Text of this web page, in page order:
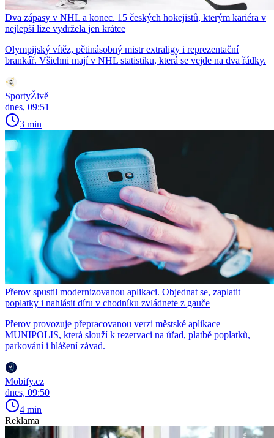
Dva zápasy v NHL a konec. 15 českých hokejistů, kterým kariéra v
nejlepší lize vydržela jen krátce
Olympijský vítěz, pětinásobný mistr extraligy i reprezentační
brankář. Všichni mají v NHL statistiku, která se vejde na dva řádky.
SportyŽivě
dnes, 09:51
3 min
Přerov spustil modernizovanou aplikaci. Objednat se, zaplatit
poplatky i nahlásit díru v chodníku zvládnete z gauče
Přerov provozuje přepracovanou verzi městské aplikace
MUNIPOLIS, která slouží k rezervaci na úřad, platbě poplatků,
parkování i hlášení závad.
Mobify.cz
dnes, 09:50
4 min
Reklama